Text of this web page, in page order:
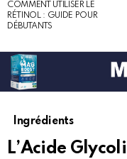
COMMENT UTILISER LE
RÉTINOL : GUIDE POUR
DÉBUTANTS
Ingrédients
L’Acide